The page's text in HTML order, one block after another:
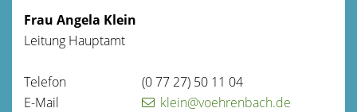
Frau Angela Klein
Leitung Hauptamt
Telefon (077 27) 50 11 04
E-Mail
klein@voehrenbach.de